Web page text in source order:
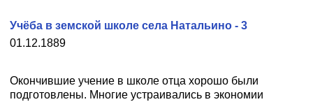
01.12.1889
Учёба в земской школе села Натальино - 3
Окончившие учение в школе отца хорошо были
подготовлены. Многие устраивались в экономии